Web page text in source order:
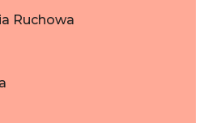
Ruchowa